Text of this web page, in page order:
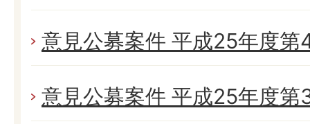
意見公募案件 平成25年度第
意見公募案件 平成25年度第